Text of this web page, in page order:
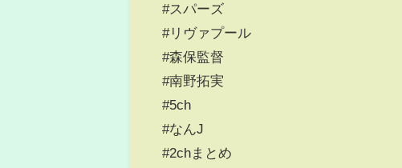
#スパーズ
#リヴァプール
#森保監督
#南野拓実
#5ch
#なんJ
#2chまとめ